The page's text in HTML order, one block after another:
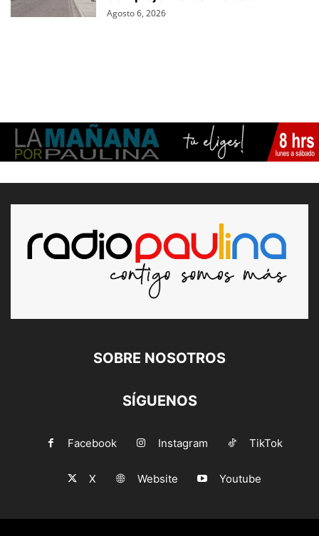
Agosto 6, 2026
SOBRE NOSOTROS
SÍGUENOS
Facebook Instagram TikTok
X Website Youtube